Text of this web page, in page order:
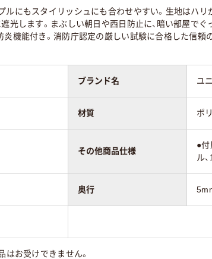
にもスタイリッシュにも合わせやすい。生地はハリ
光します。まぶしい朝日や西日防止に、暗い部屋で
機能付き。消防庁認定の厳しい試験に合格した信頼
ブランド名 ユ
材質 ポ
その他商品仕様
●付
ル
奥行
はお受けできません。